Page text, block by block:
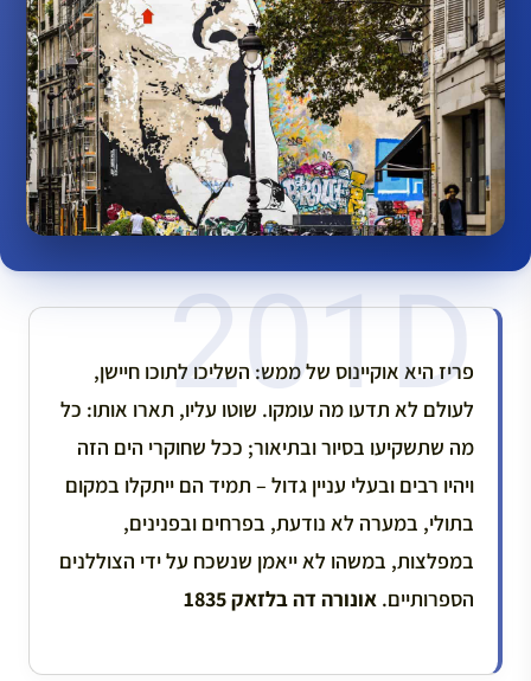
פריז היא אוקיינוס של ממש: השליכו לתוכו חיישן,
לעולם לא תדעו מה עומקו. שוטו עליו, תארו אותו: כל
מה שתשקיעו בסיור ובתיאור; ככל שחוקרי הים הזה
ויהיו רבים ובעלי עניין גדול – תמיד הם ייתקלו במקום
בתולי, במערה לא נודעת, בפרחים ובפנינים,
במפלצות, במשהו לא ייאמן שנשכח על ידי הצוללנים
הספרותיים. אונורה דה בלזאק 1835